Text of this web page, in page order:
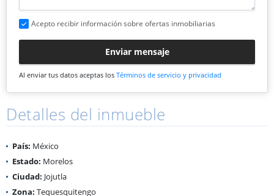
Acepto recibir información sobre ofertas inmobiliarias
Enviar mensaje
Al enviar tus datos aceptas los Términos de servicio y privacidad
Detalles del inmueble
País: México
Estado: Morelos
Ciudad: Jojutla
Zona: Tequesquitengo